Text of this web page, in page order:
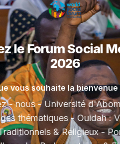
Forum Social
Cotonou, Bénin
Un autre monde
Rejoignez - nous pour